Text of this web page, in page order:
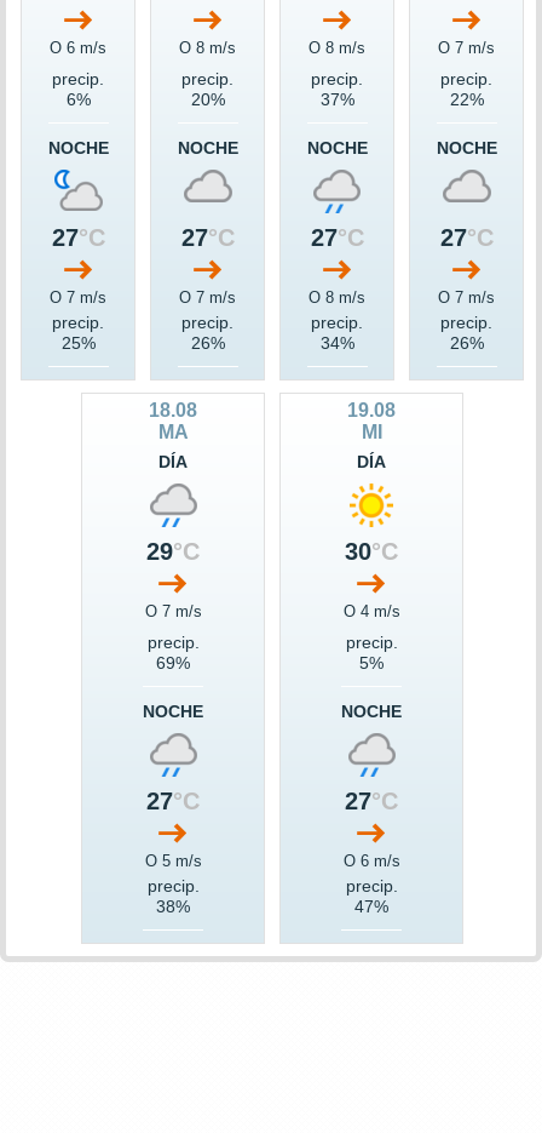
O 6 m/s
precip.
6%
NOCHE
27°C
O 7 m/s
precip.
25%
O 8 m/s
precip.
20%
NOCHE
27°C
O 7 m/s
precip.
26%
O 8 m/s
precip.
37%
NOCHE
27°C
O 8 m/s
precip.
34%
O 7 m/s
precip.
22%
NOCHE
27°C
O 7 m/s
precip.
26%
18.08
MA
DÍA
29°C
O 7 m/s
precip.
69%
NOCHE
27°C
O 5 m/s
precip.
38%
19.08
MI
DÍA
30°C
O 4 m/s
precip.
5%
NOCHE
27°C
O 6 m/s
precip.
47%